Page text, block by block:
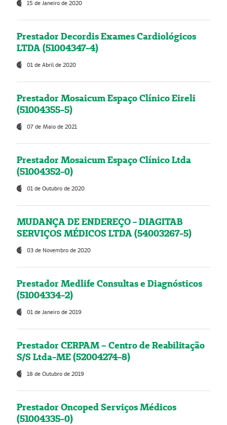
15 de Janeiro de 2020
Prestador Decordis Exames Cardiológicos
LTDA (51004347-4)
01 de Abril de 2020
Prestador Mosaicum Espaço Clínico Eireli
(51004355-5)
07 de Maio de 2021
Prestador Mosaicum Espaço Clínico Ltda
(51004352-0)
01 de Outubro de 2020
MUDANÇA DE ENDEREÇO - DIAGITAB
SERVIÇOS MÉDICOS LTDA (54003267-5)
03 de Novembro de 2020
Prestador Medlife Consultas e Diagnósticos
(51004334-2)
01 de Janeiro de 2019
Prestador CERPAM – Centro de Reabilitação
S/S Ltda-ME (52004274-8)
18 de Outubro de 2019
Prestador Oncoped Serviços Médicos
(51004335-0)